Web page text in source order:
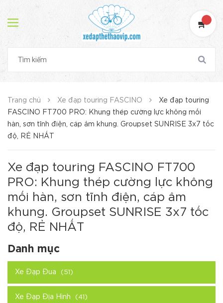
Trang chủ Xe đạp touring FASCINO
Xe đạp touring
FASCINO FT700 PRO: Khung thép cường lực không mối
hàn, sơn tĩnh điện, cáp âm khung. Groupset SUNRISE 3x7 tốc
độ, RẺ NHẤT
Xe đạp touring FASCINO FT700
PRO: Khung thép cường lực không
mối hàn, sơn tĩnh điện, cáp âm
khung. Groupset SUNRISE 3x7 tốc
độ, RẺ NHẤT
Danh mục
Xe Đạp Đua (51)
Xe Đạp Địa Hình (41)